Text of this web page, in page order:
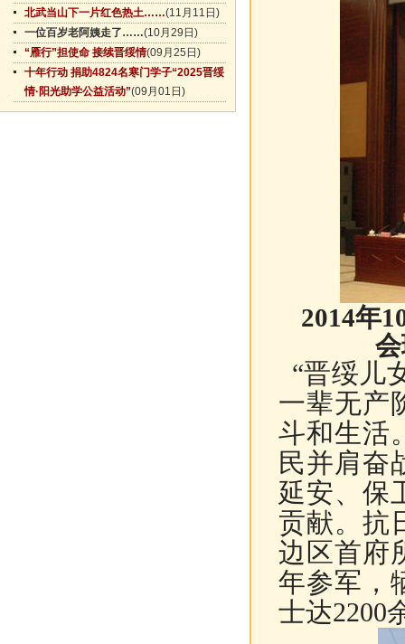
北武当山下一片红色热土……(11月11日)
一位百岁老阿姨走了……(10月29日)
“雁行”担使命 接续晋绥情(09月25日)
十年行动 捐助4824名寒门学子“2025晋绥
情·阳光助学公益活动”(09月01日)
2014年
“晋绥儿
一辈无产
斗和生活
民并肩奋
延安、保
贡献。抗
边区首府
年参军，
士达2200